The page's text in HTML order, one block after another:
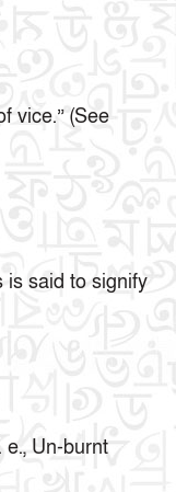
vice.” (See
is said to signify
e., Un-burnt